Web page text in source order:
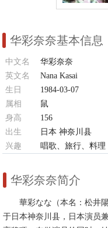
华彩奈奈基本信息
中文名 华彩奈奈
英文名
Nana Kasai
生日
1984-03-07
属相
鼠
身高
156
出生
日本 神奈川县
兴趣
唱歌、旅行、料理
华彩奈奈简介
華彩なな（本名：松井
于日本神奈川县，日本演员